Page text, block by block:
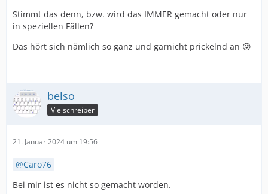
Stimmt das denn, bzw. wird das IMMER gemacht oder nur
in speziellen Fällen?
Das hört sich nämlich so ganz und garnicht prickelnd an 😵
belso
Vielschreiber
21. Januar 2024 um 19:56
Caro76
Bei mir ist es nicht so gemacht worden.